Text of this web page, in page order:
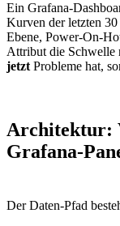
Ein Grafana-
Kurven der letzten
Ebene, Power-On-
Attribut die Schwelle
jetzt Probleme hat,
Architektur:
Grafana-
Der Daten-Pfad